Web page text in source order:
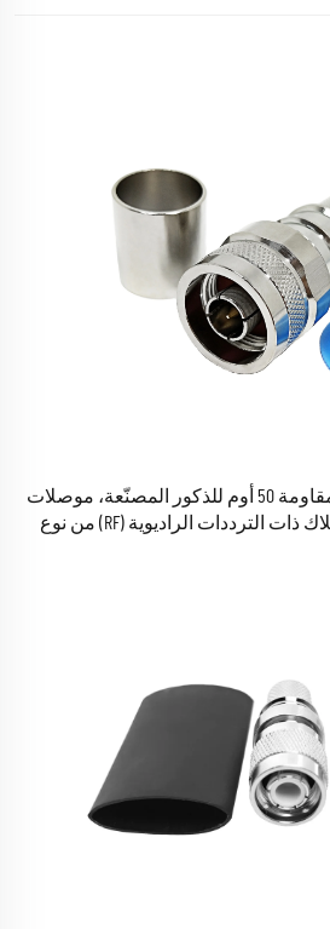
موصلات RF من النوع N بمقاومة 50 أوم للذكور المصنّعة، موصلات
توصيل بدون لحام للأسلاك ذات الترددات الراديوية (RF) من نوع